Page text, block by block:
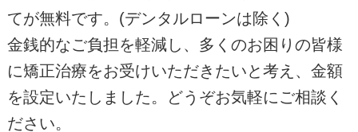
てが無料です。(デンタルローンは除く)
金銭的なご負担を軽減し、多くのお困りの皆様
に矯正治療をお受けいただきたいと考え、金額
を設定いたしました。どうぞお気軽にご相談く
ださい。